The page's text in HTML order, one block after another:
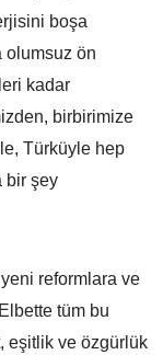
boşa
olumsuz ön
kadar
birbirimize
Türküyle hep
bir şey
reformlara ve
tüm bu
eşitlik ve özgürlük